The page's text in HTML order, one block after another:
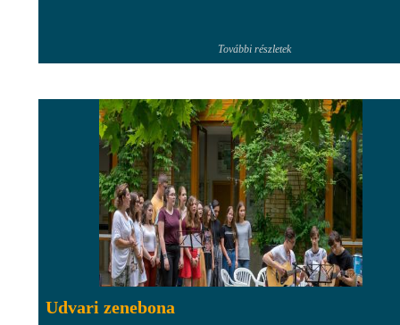
További részletek
Udvari zenebona